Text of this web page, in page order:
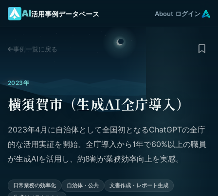
AI活用事例データベース About ログイン
事例一覧に戻る
2023年
横須賀市（生成AI全庁導入）
2023年4月に自治体として全国初となるChatGPTの全庁
的な活用実証を開始。全庁導入から1年で60%以上の職員
が生成AIを活用し、約8割が業務効率向上を実感。
日常業務の効率化 自治体・公共
文書作成・レポート生成